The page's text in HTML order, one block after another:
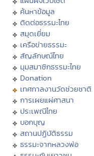
ค้นหาข้อมูล
ติดต่อธรรมะไทย
สมุดเยี่ยม
เครือข่ายธรรมะ
สัญลักษณ์ไทย
มุมสมาชิกธรรมะไทย
Donation
เทศกาลงานวัดช่วยชาติ
การเผยแผ่ศาสนา
ประเพณีไทย
บอกบุญ
สถานปฏิบัติธรรม
ธรรมะจากหลวงพ่อ